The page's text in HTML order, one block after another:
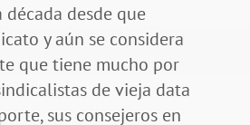
década desde que
y aún se considera
que tiene mucho por
de vieja data
sus consejeros en